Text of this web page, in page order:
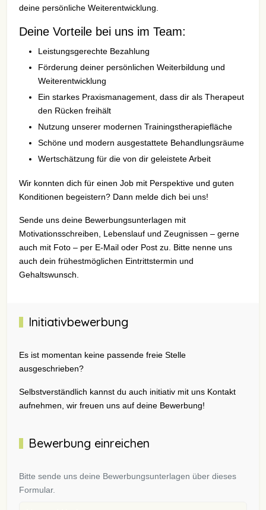
deine persönliche Weiterentwicklung.
Deine Vorteile bei uns im Team:
Leistungsgerechte Bezahlung
Förderung deiner persönlichen Weiterbildung und
Weiterentwicklung
Ein starkes Praxismanagement, dass dir als Therapeut
den Rücken freihält
Nutzung unserer modernen Trainingstherapiefläche
Schöne und modern ausgestattete Behandlungsräume
Wertschätzung für die von dir geleistete Arbeit
Wir konnten dich für einen Job mit Perspektive und guten
Konditionen begeistern? Dann melde dich bei uns!
Sende uns deine Bewerbungsunterlagen mit
Motivationsschreiben, Lebenslauf und Zeugnissen – gerne
auch mit Foto – per E-Mail oder Post zu. Bitte nenne uns
auch dein frühestmöglichen Eintrittstermin und
Gehaltswunsch.
Initiativbewerbung
Es ist momentan keine passende freie Stelle
ausgeschrieben?
Selbstverständlich kannst du auch initiativ mit uns Kontakt
aufnehmen, wir freuen uns auf deine Bewerbung!
Bewerbung einreichen
Bitte sende uns deine Bewerbungsunterlagen über dieses
Formular.